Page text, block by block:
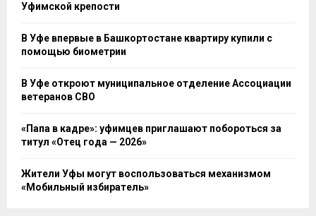
Уфимской крепости
В Уфе впервые в Башкортостане квартиру купили с
помощью биометрии
В Уфе откроют муниципальное отделение Ассоциации
ветеранов СВО
«Папа в кадре»: уфимцев приглашают побороться за
титул «Отец года — 2026»
Жители Уфы могут воспользоваться механизмом
«Мобильный избиратель»